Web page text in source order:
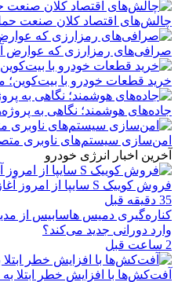
چالش‌های اقتصاد کلان صنعت
صرافی‌های رمزارزی که عوارض
خرید قطعات خودرو با بیت‌کوین؛
جاده‌های هوشمند؛ نگاهی به
امن‌سازی سیستم‌های ناوبری
آخرین اخبار انرژی خودرو
فروش کوییک S سایپا از امروز آغاز شد؛ جزئیات ثبت‌نام و شرایط
35 دقیقه قبل
کناره‌گیری دمیس هاسابیس از
وارد دورانی جدید می‌کند؟
2 ساعت قبل
آفت‌کش‌ها با افزایش خطر ابتلا به ALS مرتبط هستند